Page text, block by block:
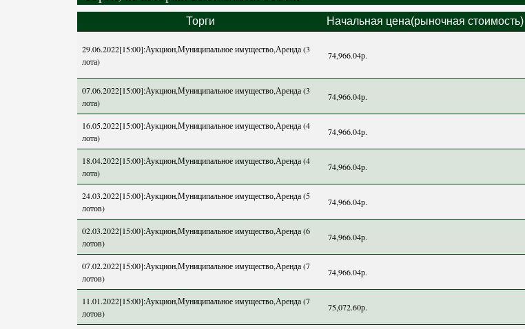
Торги Начальная цена(рыночная стоимость)
29.06.2022[15:00]:Аукцион,Муниципальное имущество,Аренда (3
лота)
74,966.04р.
07.06.2022[15:00]:Аукцион,Муниципальное имущество,Аренда (3
лота)
74,966.04р.
16.05.2022[15:00]:Аукцион,Муниципальное имущество,Аренда (4
лота)
74,966.04р.
18.04.2022[15:00]:Аукцион,Муниципальное имущество,Аренда (4
лота)
74,966.04р.
24.03.2022[15:00]:Аукцион,Муниципальное имущество,Аренда (5
лотов)
74,966.04р.
02.03.2022[15:00]:Аукцион,Муниципальное имущество,Аренда (6
лотов)
74,966.04р.
07.02.2022[15:00]:Аукцион,Муниципальное имущество,Аренда (7
лотов)
74,966.04р.
11.01.2022[15:00]:Аукцион,Муниципальное имущество,Аренда (7
лотов)
75,072.60р.